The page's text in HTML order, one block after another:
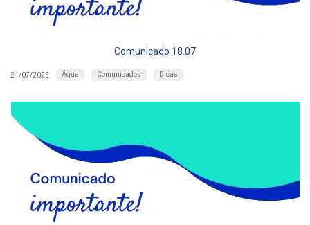
Comunicado 18.07
21/07/2025 Água Comunicados Dicas